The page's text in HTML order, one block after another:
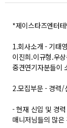
*제이스타즈엔터
1.회사소개 - 기태
이진희.이규형.우
중견연기자분들이
2.모집부문 - 경력/
- 현재 신입 및 경
매니저님들의 많